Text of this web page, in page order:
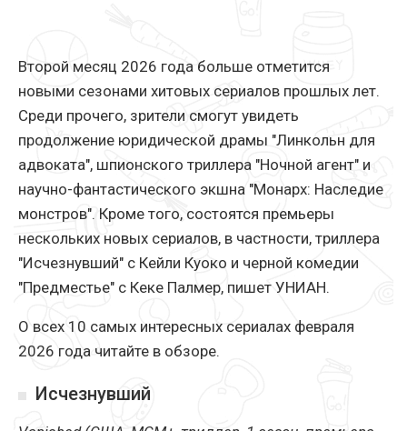
Второй месяц 2026 года больше отметится
новыми сезонами хитовых сериалов прошлых лет.
Среди прочего, зрители смогут увидеть
продолжение юридической драмы "Линкольн для
адвоката", шпионского триллера "Ночной агент" и
научно-фантастического экшна "Монарх: Наследие
монстров". Кроме того, состоятся премьеры
нескольких новых сериалов, в частности, триллера
"Исчезнувший" с Кейли Куоко и черной комедии
"Предместье" с Кеке Палмер, пишет УНИАН.
О всех 10 самых интересных сериалах февраля
2026 года читайте в обзоре.
Исчезнувший